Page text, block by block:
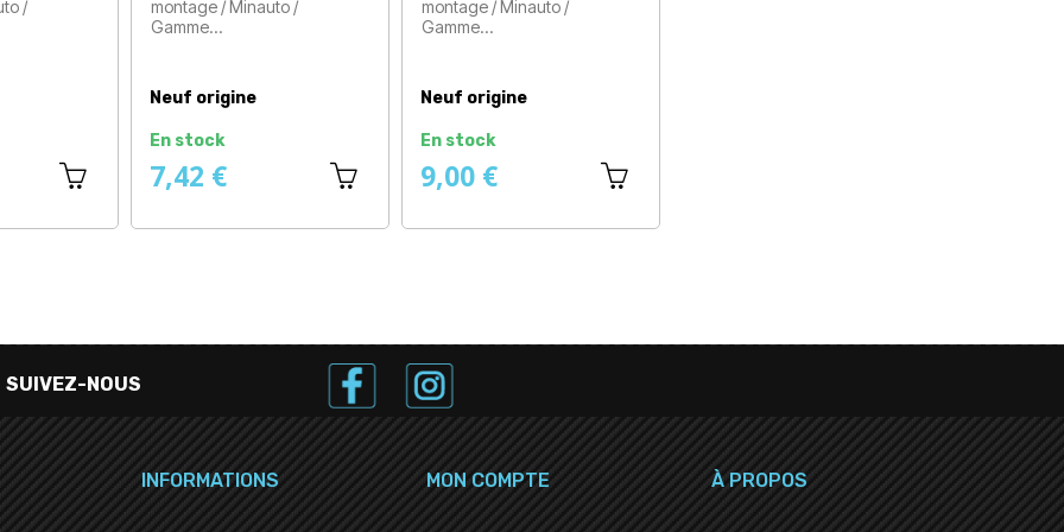
/
montage / Minauto /
Gamme…
Neuf origine
En stock
7,42 €
montage / Minauto /
Gamme…
Neuf origine
En stock
9,00 €
SUIVEZ-NOUS
INFORMATIONS MON COMPTE À PROPOS